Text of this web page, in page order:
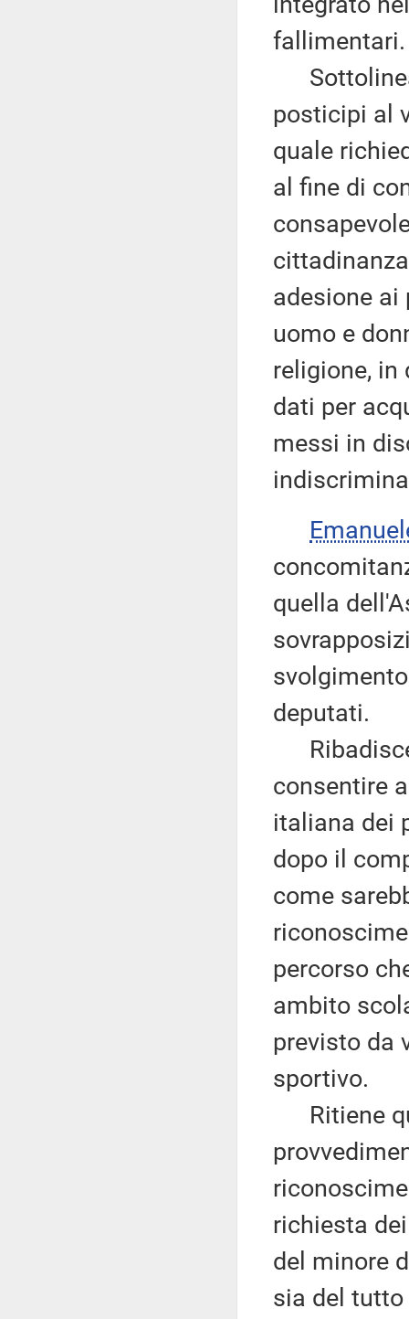
fallimentari.
posticipi al
quale
al fine di
adesione
uomo e
religione, in
dati per
messi in
quella
deputati.
consentire
italiana dei
dopo il
come
percorso
ambito
previsto da
sportivo.
Ritiene
richiesta
del minore
sia del